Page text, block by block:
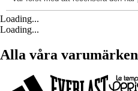
Loading...
Loading...
Alla våra varumärken